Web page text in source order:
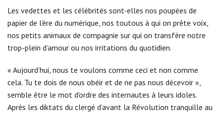
Les vedettes et les célébrités sont-elles nos poupées de
papier de l’ère du numérique, nos toutous à qui on prête voix,
nos petits animaux de compagnie sur qui on transfère notre
trop-plein d’amour ou nos irritations du quotidien.
« Aujourd’hui, nous te voulons comme ceci et non comme
cela. Tu te dois de nous obéir et de ne pas nous décevoir »,
semble être le mot d’ordre des internautes à leurs idoles.
Après les diktats du clergé d’avant la Révolution tranquille au